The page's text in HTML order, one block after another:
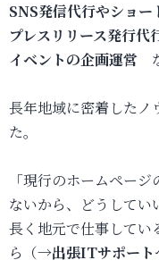
SNS発信代行やショー
プレスリリース発行代
イベントの企画運営
長年地域に密着したノ
た。
「現行のホームペー
ないから、どうしてい
長く地元で仕事してい
ら（→出張ITサポート